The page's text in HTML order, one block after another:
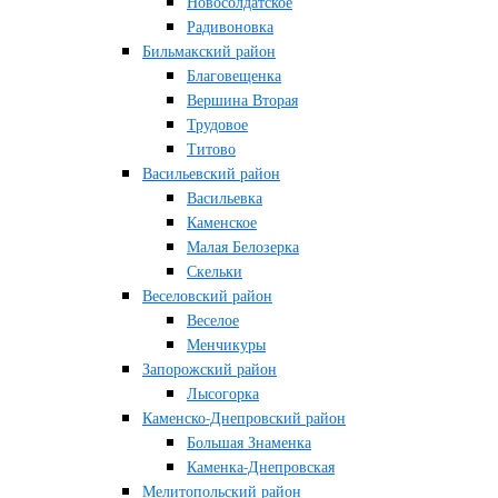
Радивоновка
Бильмакский район
Благовещенка
Вершина Вторая
Трудовое
Титово
Васильевский район
Васильевка
Каменское
Малая Белозерка
Скельки
Веселовский район
Веселое
Менчикуры
Запорожский район
Лысогорка
Каменско-Днепровский район
Большая Знаменка
Каменка-Днепровская
Мелитопольский район